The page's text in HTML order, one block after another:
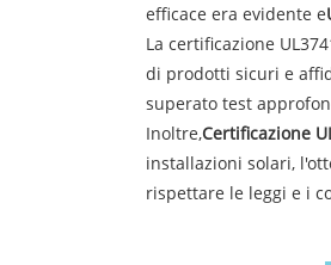
efficace era evidente e
La certificazione
di prodotti sicuri e
superato test
Inoltre,Certificazione
installazioni solari,
rispettare le leggi e i